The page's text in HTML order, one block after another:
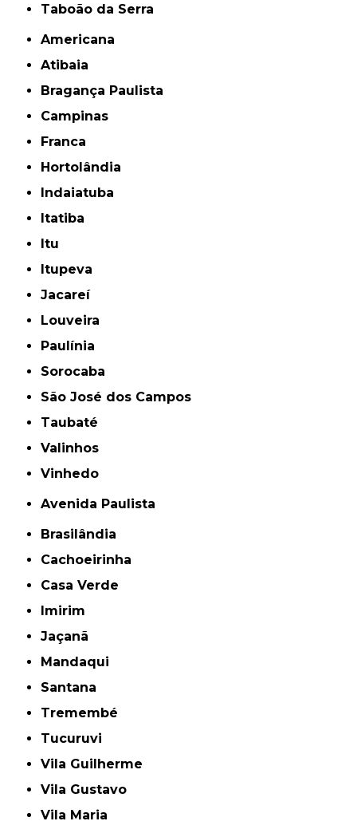
Taboão da Serra
Americana
Atibaia
Bragança Paulista
Campinas
Franca
Hortolândia
Indaiatuba
Itatiba
Itu
Itupeva
Jacareí
Louveira
Paulínia
Sorocaba
São José dos Campos
Taubaté
Valinhos
Vinhedo
Avenida Paulista
Brasilândia
Cachoeirinha
Casa Verde
Imirim
Jaçanã
Mandaqui
Santana
Tremembé
Tucuruvi
Vila Guilherme
Vila Gustavo
Vila Maria